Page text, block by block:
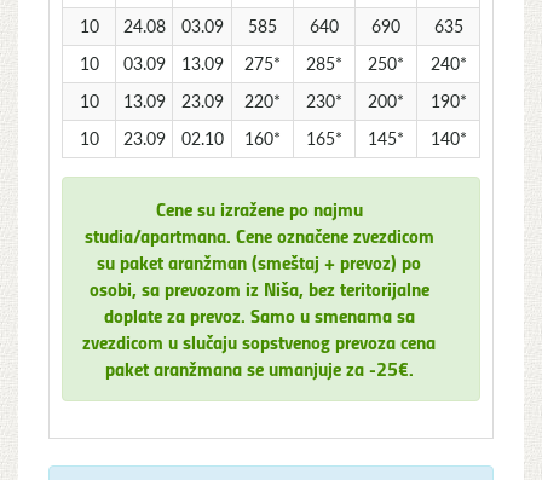
10
24.08 03.09 585 640 690
635
10
03.09 13.09 275* 285* 250*
240*
10
13.09 23.09 220* 230* 200*
190*
10
23.09 02.10 160* 165* 145* 140*
Cene su izražene po najmu
studia/apartmana. Cene označene zvezdicom
su paket aranžman (smeštaj + prevoz) po
osobi, sa prevozom iz Niša, bez teritorijalne
doplate za prevoz. Samo u smenama sa
zvezdicom u slučaju sopstvenog prevoza cena
paket aranžmana se umanjuje za -25€.